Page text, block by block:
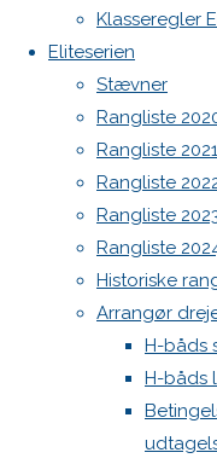
Klasseregler
Eliteserien
Stævner
Rangliste
Rangliste 2021
Rangliste
Rangliste
Rangliste
Historiske
Arrangør
H-båds
H-båds
Previous
image
Next
image
Skriv
et
svar